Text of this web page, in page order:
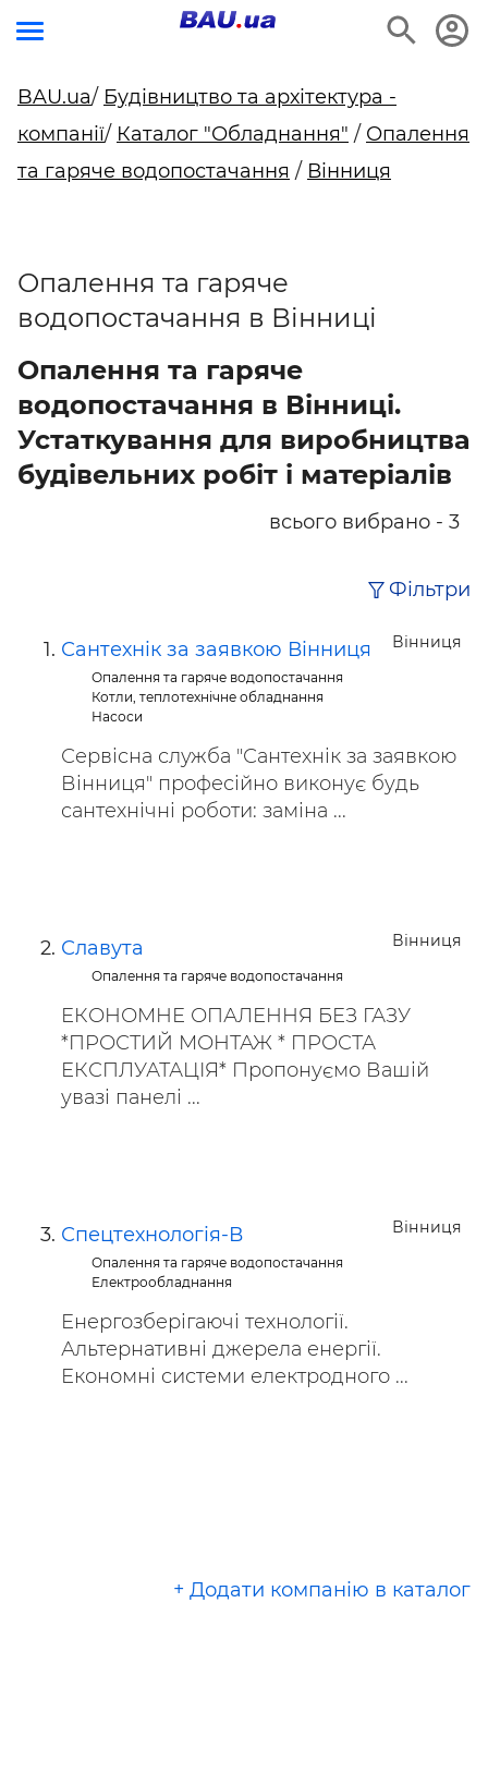
BAU.ua/ Будівництво та архітектура -
компанії/ Каталог "Обладнання" / Опалення
та гаряче водопостачання / Вінниця
Опалення та гаряче
водопостачання в Вінниці
Опалення та гаряче
водопостачання в Вінниці.
Устаткування для виробництва
будівельних робіт і матеріалів
всього вибрано - 3
Фільтри
Вінниця
Сантехнік за заявкою Вінниця
Опалення та гаряче водопостачання
Котли, теплотехнічне обладнання
Насоси
Сервісна служба "Сантехнік за заявкою
Вінниця" професійно виконує будь
сантехнічні роботи: заміна ...
Вінниця
Славута
Опалення та гаряче водопостачання
ЕКОНОМНЕ ОПАЛЕННЯ БЕЗ ГАЗУ
*ПРОСТИЙ МОНТАЖ * ПРОСТА
ЕКСПЛУАТАЦІЯ* Пропонуємо Вашій
увазі панелі ...
Вінниця
Спецтехнологія-В
Опалення та гаряче водопостачання
Електрообладнання
Енергозберігаючі технології.
Альтернативні джерела енергії.
Економні системи електродного ...
+ Додати компанію в каталог